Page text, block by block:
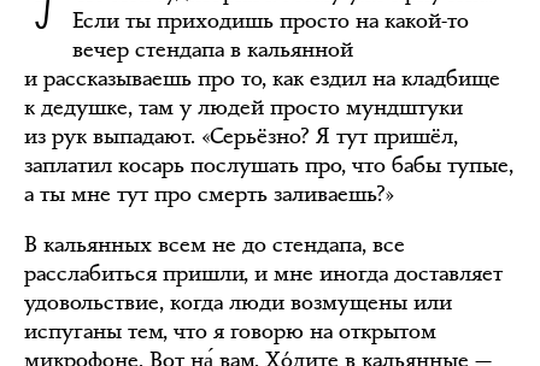
Если ты приходишь просто на какой-то
вечер стендапа в кальянной
и рассказываешь про то, как ездил на кладбище
к дедушке, там у людей просто мундштуки
из рук выпадают. «Серьёзно? Я тут пришёл,
заплатил косарь послушать про, что бабы тупые,
а ты мне тут про смерть заливаешь?»
В кальянных всем не до стендапа, все
расслабиться пришли, и мне иногда доставляет
удовольствие, когда люди возмущены или
испуганы тем, что я говорю на открытом